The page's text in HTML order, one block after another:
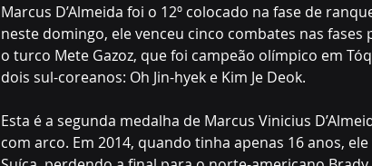
Marcus D’Almeida foi o 12º colocado na fase de
neste domingo, ele venceu cinco combates nas
o turco Mete Gazoz, que foi campeão olímpico em
dois sul-coreanos: Oh Jin-hyek e Kim Je Deok.
Esta é a segunda medalha de Marcus Vinicius
com arco. Em 2014, quando tinha apenas 16 anos,